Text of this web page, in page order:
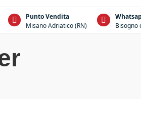
Punto Vendita
Misano Adriatico (RN)
Bisogno